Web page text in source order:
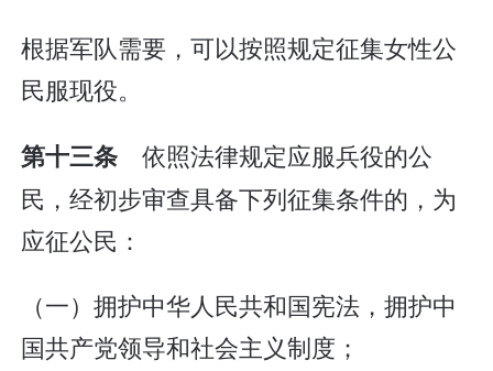
根据军队需要，可以按照规定征集女性公
民服现役。
第十三条 依照法律规定应服兵役的公
民，经初步审查具备下列征集条件的，为
应征公民：
（一）拥护中华人民共和国宪法，拥护中
国共产党领导和社会主义制度；